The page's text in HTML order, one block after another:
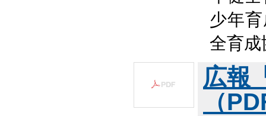
少年
全育
広報
（